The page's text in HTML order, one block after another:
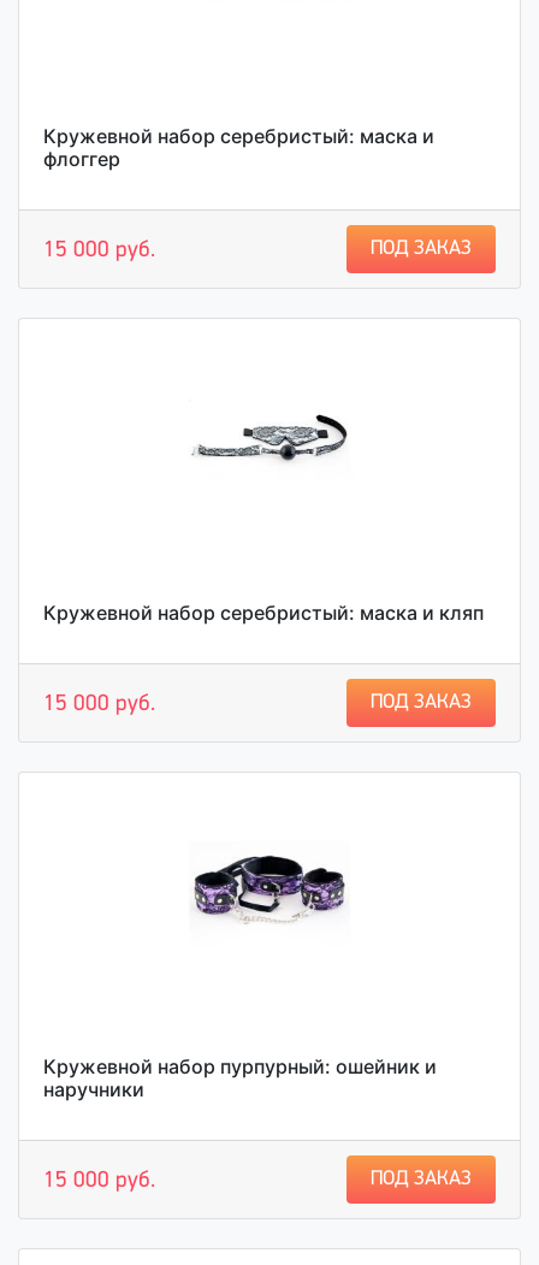
Кружевной набор серебристый: маска и
флоггер
15 000 руб. ПОД ЗАКАЗ
Кружевной набор серебристый: маска и кляп
15 000 руб. ПОД ЗАКАЗ
Кружевной набор пурпурный: ошейник и
наручники
15 000 руб. ПОД ЗАКАЗ